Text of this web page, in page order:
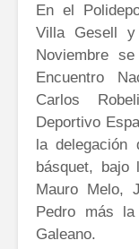
En el
Villa Gesell
Noviembre
Encuentro
Carlos
Deportivo
la delegación
básquet, bajo
Mauro Melo,
Pedro más
Galeano.